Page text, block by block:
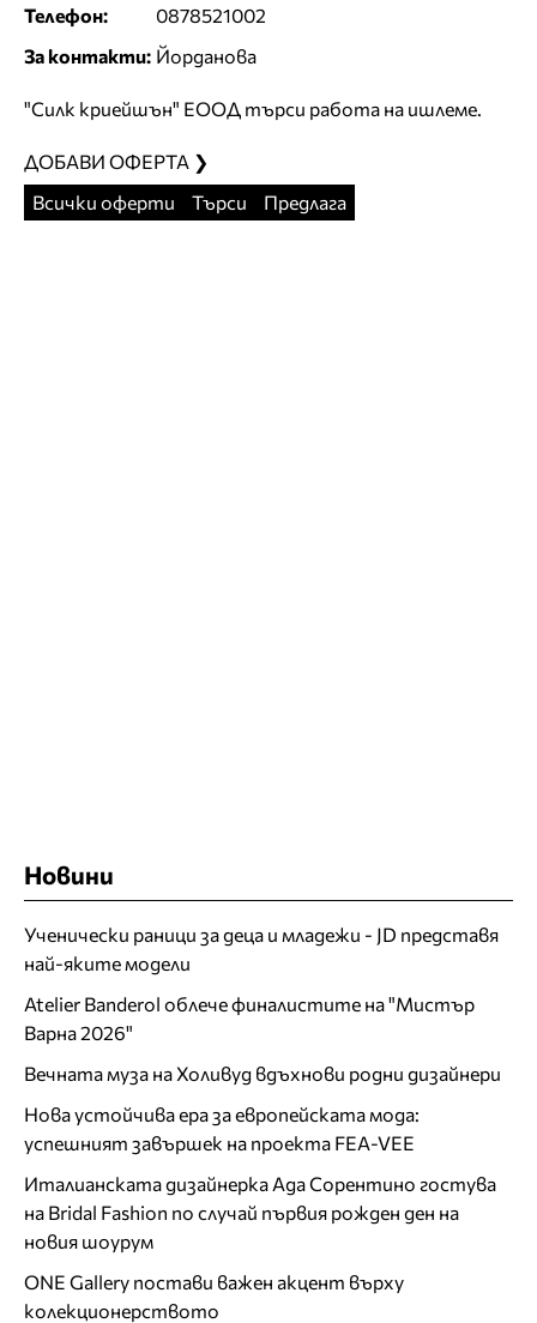
Телефон:
0878521002
За контакти: Йорданова
"Силк криейшън" ЕООД търси работа на ишлеме.
ДОБАВИ ОФЕРТА ❯
Всички оферти
Търси Предлага
Новини
Ученически раници за деца и младежи - JD представя
най-яките модели
Atelier Banderol облече финалистите на "Мистър
Варна 2026"
Вечната муза на Холивуд вдъхнови родни дизайнери
Нова устойчива ера за европейската мода:
успешният завършек на проекта FEA-VEE
Италианската дизайнерка Ада Сорентино гостува
на Bridal Fashion по случай първия рожден ден на
новия шоурум
ONE Gallery постави важен акцент върху
колекционерството